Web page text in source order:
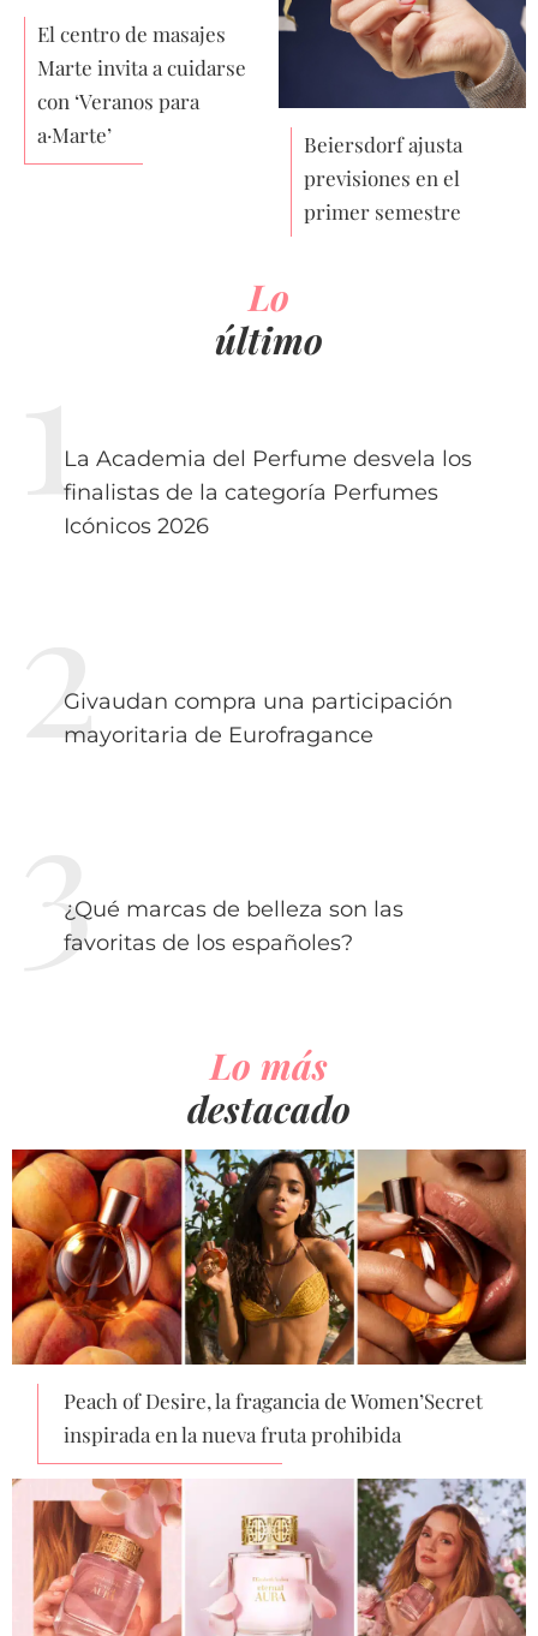
El centro de masajes
Marte invita a cuidarse
con ‘Veranos para
a·Marte’
Beiersdorf ajusta
previsiones en el
primer semestre
Lo
último
La Academia del Perfume desvela los
finalistas de la categoría Perfumes
Icónicos 2026
Givaudan compra una participación
mayoritaria de Eurofragance
¿Qué marcas de belleza son las
favoritas de los españoles?
Lo más
destacado
Peach of Desire, la fragancia de Women’Secret
inspirada en la nueva fruta prohibida